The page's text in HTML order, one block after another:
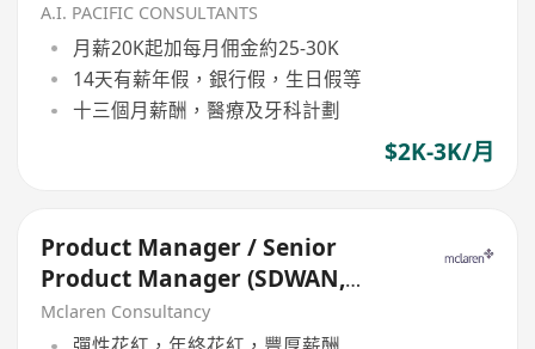
A.I. PACIFIC CONSULTANTS
月薪20K起加每月佣金約25-30K
14天有薪年假，銀行假，生日假等
十三個月薪酬，醫療及牙科計劃
$2K-3K/月
Product Manager / Senior
Product Manager (SDWAN,
Telecom)
Mclaren Consultancy